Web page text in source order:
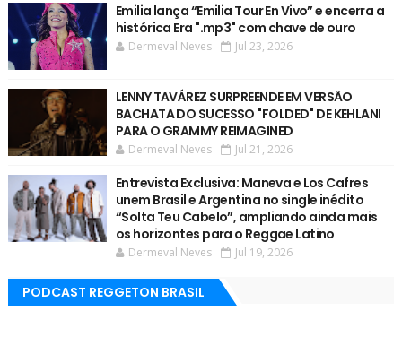
Emilia lança “Emilia Tour En Vivo” e encerra a
histórica Era ".mp3" com chave de ouro
Dermeval Neves Jul 23, 2026
LENNY TAVÁREZ SURPREENDE EM VERSÃO
BACHATA DO SUCESSO "FOLDED" DE KEHLANI
PARA O GRAMMY REIMAGINED
Dermeval Neves Jul 21, 2026
Entrevista Exclusiva: Maneva e Los Cafres
unem Brasil e Argentina no single inédito
“Solta Teu Cabelo”, ampliando ainda mais
os horizontes para o Reggae Latino
Dermeval Neves Jul 19, 2026
PODCAST REGGETON BRASIL